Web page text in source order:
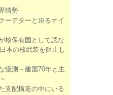
情勢
ーデターと迫るオイ
核保有国として認な
本の核武装を阻止し
憶測～建国70年と主
支配構造の中にいる